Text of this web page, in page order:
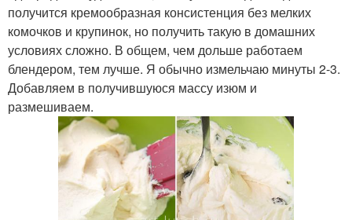
получится кремообразная консистенция без мелких
комочков и крупинок, но получить такую в домашних
условиях сложно. В общем, чем дольше работаем
блендером, тем лучше. Я обычно измельчаю минуты 2-3.
Добавляем в получившуюся массу изюм и
размешиваем.